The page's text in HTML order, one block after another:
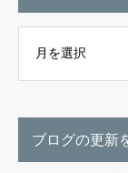
ちらから探せます。
ブログの更新